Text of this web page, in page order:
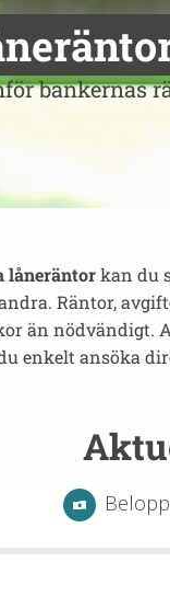
bankernas
låneräntorkan du
Räntor,
än nödvändigt.
enkelt ansöka